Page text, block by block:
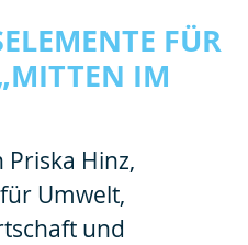
FÜR
IM
Priska Hinz,
Umwelt,
und